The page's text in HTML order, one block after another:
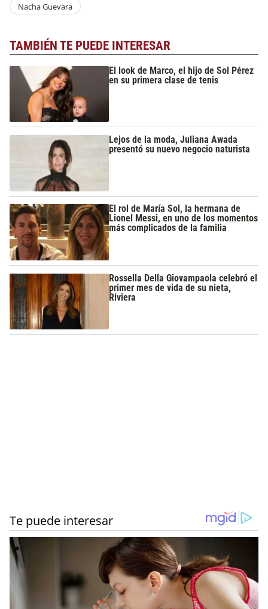
Nacha Guevara
TAMBIÉN TE PUEDE INTERESAR
El look de Marco, el hijo de Sol Pérez
en su primera clase de tenis
Lejos de la moda, Juliana Awada
presentó su nuevo negocio naturista
El rol de María Sol, la hermana de
Lionel Messi, en uno de los momentos
más complicados de la familia
Rossella Della Giovampaola celebró el
primer mes de vida de su nieta,
Riviera